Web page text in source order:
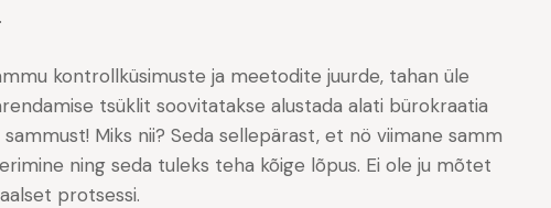
kontrollküsimuste ja meetodite juurde, tahan üle
tsüklit soovitatakse alustada alati bürokraatia
Miks nii? Seda sellepärast, et nö viimane samm
ning seda tuleks teha kõige lõpus. Ei ole ju mõtet
protsessi.